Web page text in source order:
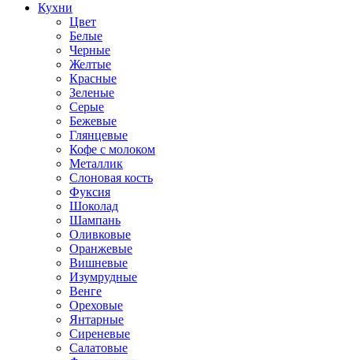
Кухни
Цвет
Белые
Черные
Желтые
Красные
Зеленые
Серые
Бежевые
Глянцевые
Кофе с молоком
Металлик
Слоновая кость
Фуксия
Шоколад
Шампань
Оливковые
Оранжевые
Вишневые
Изумрудные
Венге
Ореховые
Янтарные
Сиреневые
Салатовые